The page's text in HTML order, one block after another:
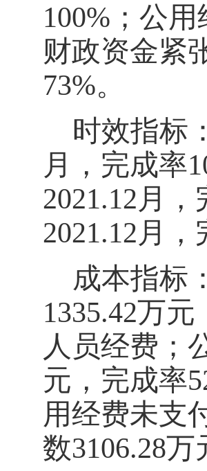
100% ；公
财政资金紧
73%。
时效指标
月，完成率
2021.12 月，
2021.12 月，
成本指标
1335.42万元
人员经费；
元，完成率
用经费未支
数3106.28万